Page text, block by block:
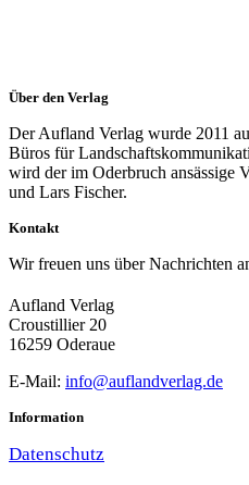
Über den Verlag
Der Aufland Verlag wurde 2011
Büros für
wird der im Oderbruch ansässige
und Lars Fischer.
Kontakt
Wir freuen uns über Nachrichten
Aufland Verlag
Croustillier 20
16259 Oderaue
E-Mail: info@auflandverlag.de
Information
Datenschutz